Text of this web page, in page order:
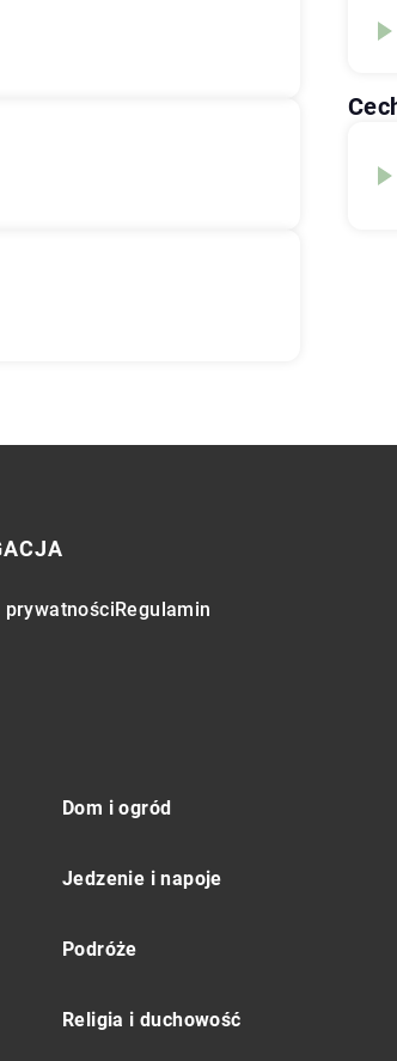
prywatnościRegulamin
Dom i ogród
Jedzenie i napoje
Podróże
Religia i duchowość